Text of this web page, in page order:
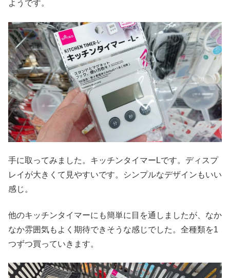
ようです。
手に取ってみました。キッチンタイマーLです。ディスプ
レイが大きくて見やすいです。シンプルなデザインもいい
感じ。
他のキッチンタイマーにも簡単に目を通しましたが、なか
なか雰囲気もよく期待できそうな感じでした。全種類を1
つずつ買っていきます。